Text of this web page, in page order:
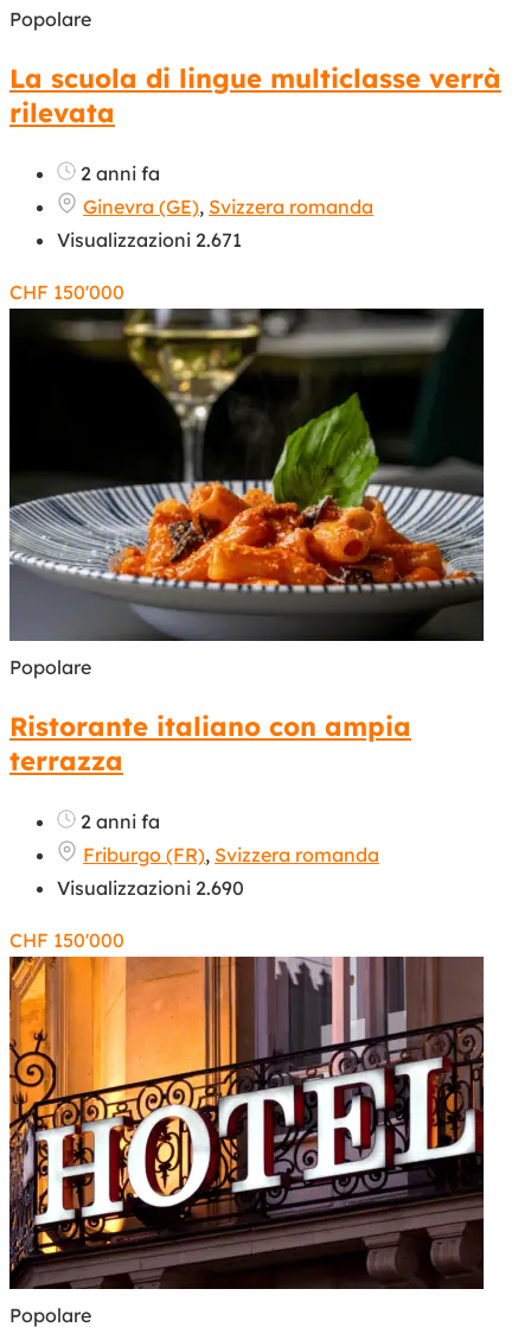
Popolare
La scuola di lingue multiclasse verrà
rilevata
2 anni fa
Ginevra (GE), Svizzera romanda
Visualizzazioni 2.671
CHF 150'000
Popolare
Ristorante italiano con ampia
terrazza
2 anni fa
Friburgo (FR), Svizzera romanda
Visualizzazioni 2.690
CHF 150'000
Popolare